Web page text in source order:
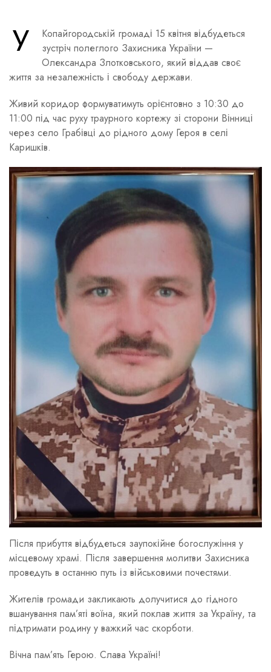
У
Копайгородській громаді 15 квітня відбудеться
зустріч полеглого Захисника України —
Олександра Злотковського, який віддав своє
життя за незалежність і свободу держави.
Живий коридор формуватимуть орієнтовно з 10:30 до
11:00 під час руху траурного кортежу зі сторони Вінниці
через село Грабівці до рідного дому Героя в селі
Каришків.
Після прибуття відбудеться заупокійне богослужіння у
місцевому храмі. Після завершення молитви Захисника
проведуть в останню путь із військовими почестями.
Жителів громади закликають долучитися до гідного
вшанування пам’яті воїна, який поклав життя за Україну, та
підтримати родину у важкий час скорботи.
Вічна пам’ять Герою. Слава Україні!